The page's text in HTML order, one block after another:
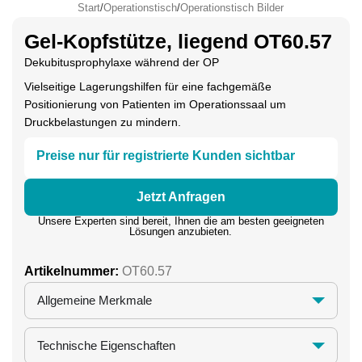
Start/Operationstisch/Operationstisch Bilder
Gel-Kopfstütze, liegend OT60.57
Dekubitusprophylaxe während der OP
Vielseitige Lagerungshilfen für eine fachgemäße
Positionierung von Patienten im Operationssaal um
Druckbelastungen zu mindern.
Preise nur für registrierte Kunden sichtbar
Jetzt Anfragen
Unsere Experten sind bereit, Ihnen die am besten geeigneten
Lösungen anzubieten.
Artikelnummer: OT60.57
Allgemeine Merkmale
Technische Eigenschaften